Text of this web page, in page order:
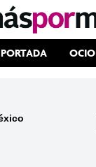
PORTADA OCIO